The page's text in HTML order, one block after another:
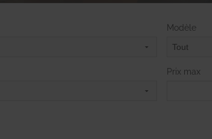
Modèle
Prix max